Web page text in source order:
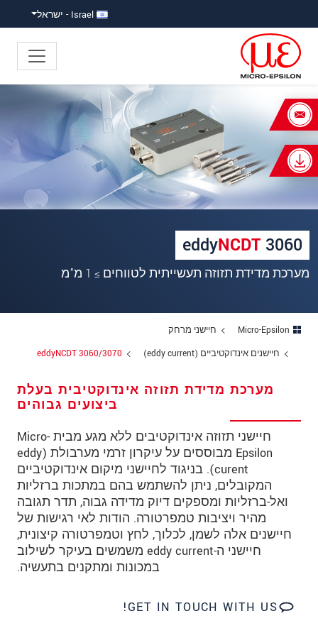
Israel - ישראל
eddyNCDT 3060
מערכת מדידת תזוזה תעשייתית לטווחים ≥ 1 מ"מ
Micro-Epsilon
חיישני מרחק
חיישנים אינדוקטיביים (eddy current)
eddyNCDT 3060/3070
מערכת מדידת תזוזה אינדוקטיבית בעלת
ביצועים גבוהים
חיישני תזוזה אינדוקטיבים ללא מגע מבית Micro-
Epsilon מבוססים על עיקרון זרמי מערבולת (eddy
curent). בניגוד לחיישני מיקום אינדוקטיביים
המקובלים, ניתן להשתמש בהם במתכות ברזליות
ואל-ברזליות ומספקים דיוק מדידה גבוה, תדר תגובה
מהיר ויציבות טמפרטורה. הודות לאי רגישות של
חיישנים אלה לשמן, לכלוך, לחץ וטמפרטורה קיצונית,
חיישני ה-eddy current משמשים בעיקר לשילוב
במכונות ומתקנים בתעשיה.
GET IN TOUCH WITH US!
×
Your request for: eddyNCDT 3060/3070
כותרת*
שם פרטי
שם משפחה*
שם חברה*
מיקוד
עיר *
טלפון
כתובת דוא"ל
ארץ*
Message
*
הצהרת הפרטיות שלנו (באנגלית).